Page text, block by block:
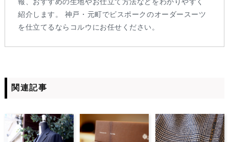
報、おすすめの生地やお仕立て方法などをわかりやすく
紹介します。 神戸・元町でビスポークのオーダースーツ
を仕立てるならコルウにお任せください。
関連記事